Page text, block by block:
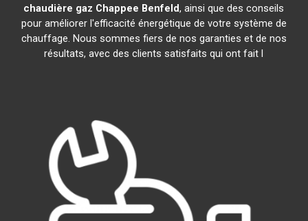
chaudière gaz Chappee Benfeld, ainsi que des conseils
pour améliorer l'efficacité énergétique de votre système de
chauffage. Nous sommes fiers de nos garanties et de nos
résultats, avec des clients satisfaits qui ont fait l